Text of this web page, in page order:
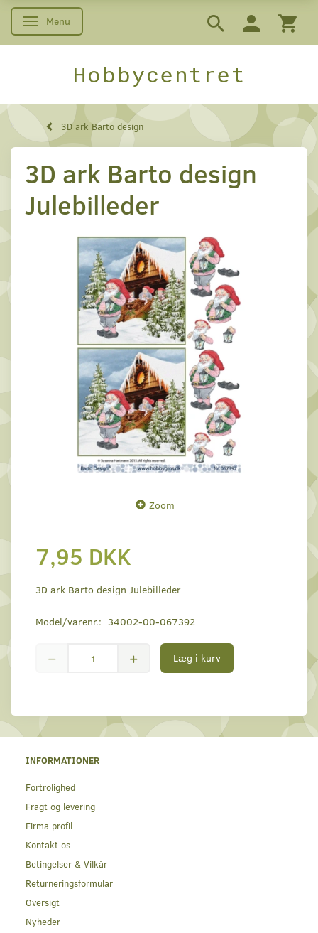
Skifte navigation
Menu
Hobbycentret
3D ark Barto design
3D ark Barto design
Julebilleder
Zoom
7,95 DKK
3D ark Barto design Julebilleder
Model/varenr.: 34002-00-067392
Læg i kurv
INFORMATIONER
Fortrolighed
Fragt og levering
Firma profil
Kontakt os
Betingelser & Vilkår
Returneringsformular
Oversigt
Nyheder